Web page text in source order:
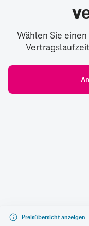
Wählen Sie
Preisübersicht anzeigen